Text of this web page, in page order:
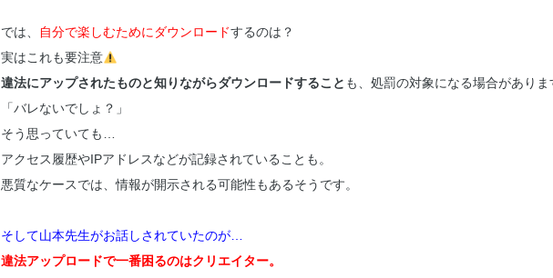
では、 自分で楽しむためにダウンロードするのは？
実はこれも要注意
違法にアップされたものと知りながらダウンロードすること も、処罰の対象になる場合がありま
「バレないでしょ？」
そう思っていても…
アクセス履歴やIPアドレスなどが記録されていることも。
悪質なケースでは、情報が開示される可能性もあるそうです。
そして山本先生がお話しされていたのが…
違法アップロードで一番困るのはクリエイター。